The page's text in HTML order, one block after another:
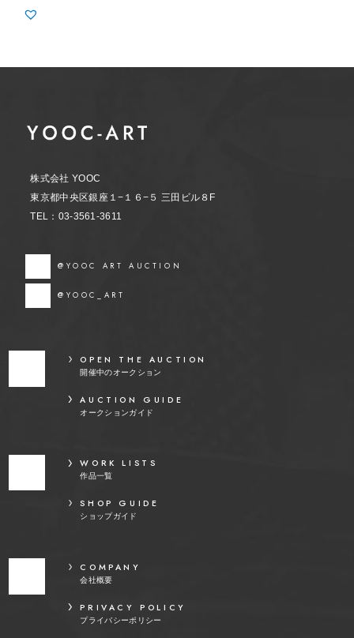
株式会社 YOOC
東京都中央区銀座１−１６−５ 三田ビル８F
TEL：03-3561-3611
@YOOC ART AUCTION
@YOOC_ART
OPEN THE AUCTION
開催中のオークション
AUCTION GUIDE
オークションガイド
WORK LISTS
作品一覧
SHOP GUIDE
ショップガイド
COMPANY
会社概要
PRIVACY POLICY
プライバシーポリシー